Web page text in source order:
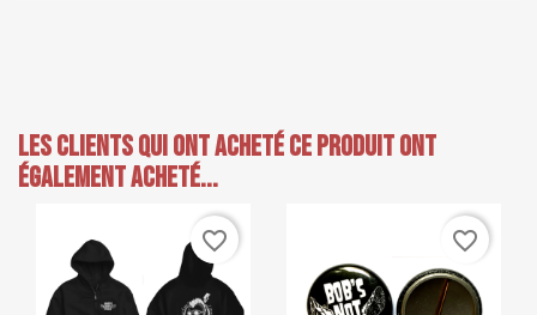
Les clients qui ont acheté ce produit ont
également acheté...
favorite_border favorite_border